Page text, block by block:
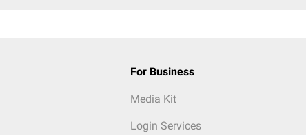
For Business
Media Kit
Login Services